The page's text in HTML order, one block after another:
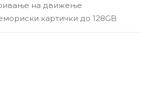
на движење
картички до 128GB